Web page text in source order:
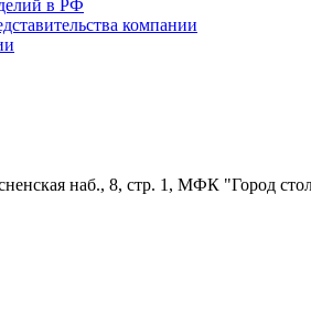
в РФ
компании
наб., 8, стр. 1, МФК "Город